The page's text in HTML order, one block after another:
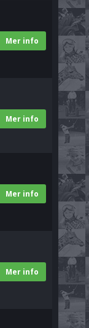
Mer info
Mer info
Mer info
Mer info